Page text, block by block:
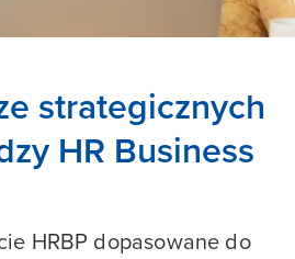
strategicznych
HR Business
HRBP dopasowane do